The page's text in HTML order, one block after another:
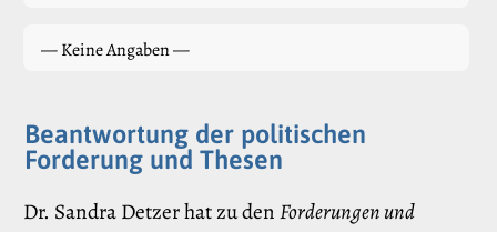
— Keine Angaben —
Beantwortung der politischen
Forderung und Thesen
Dr. Sandra Detzer hat zu denForderungen und